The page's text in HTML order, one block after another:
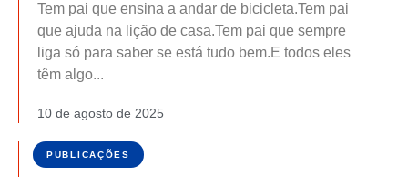
Tem pai que ensina a andar de bicicleta.Tem pai
que ajuda na lição de casa.Tem pai que sempre
liga só para saber se está tudo bem.E todos eles
têm algo...
10 de agosto de 2025
PUBLICAÇÕES